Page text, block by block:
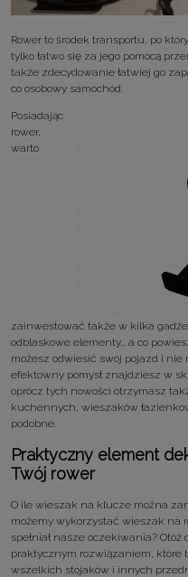
Rower to środek transportu, po
tylko łatwo się za jego pomocą
także zdecydowanie łatwiej go
co osobowy samochód.
Posiadając
rower,
warto
zainwestować także w kilka
odblaskowe elementy... a co powiesz
możesz odwiesić swój pojazd i nie
efektowny pomysł znajdziesz w
oprócz tych nowości otrzymasz
kuchennych, wieszaków
podobne.
Praktyczny element
Twój rower
O ile wieszak na klucze można
możemy wykorzystać wieszak na
spełniał nasze oczekiwania? Otóż
praktycznym rozwiązaniem, które
wszelkich stojaków i innych